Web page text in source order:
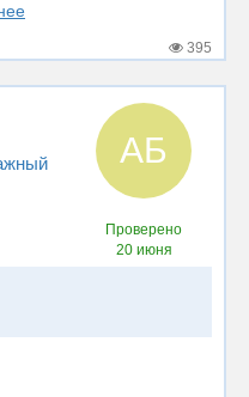
395
АБ
Проверено
20 июня